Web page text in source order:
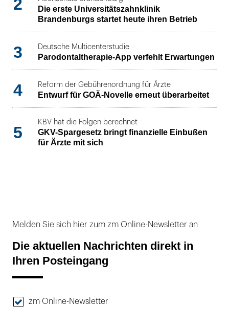
2
Die erste Universitätszahnklinik
Brandenburgs startet heute ihren Betrieb
3 Deutsche Multicenterstudie
Parodontaltherapie-App verfehlt Erwartungen
4 Reform der Gebührenordnung für Ärzte
Entwurf für GOÄ-Novelle erneut überarbeitet
5
KBV hat die Folgen berechnet
GKV-Spargesetz bringt finanzielle Einbußen
für Ärzte mit sich
Melden Sie sich hier zum zm Online-Newsletter an
Die aktuellen Nachrichten direkt in
Ihren Posteingang
zm Online-Newsletter